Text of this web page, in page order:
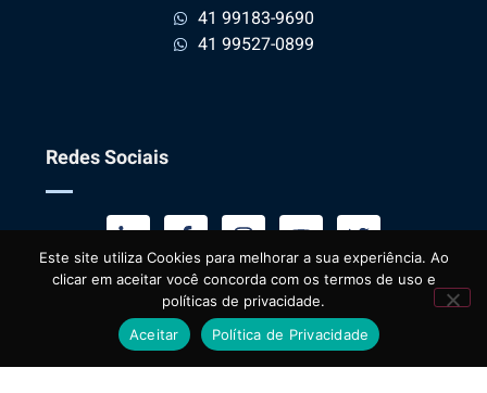
41 99183-9690
41 99527-0899
Redes Sociais
Este site utiliza Cookies para melhorar a sua experiência. Ao
clicar em aceitar você concorda com os termos de uso e
políticas de privacidade.
Aceitar
Política de Privacidade
Fale conosco